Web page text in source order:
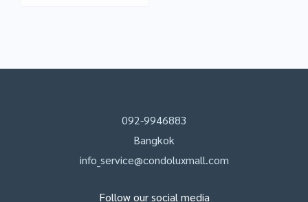
092-9946883
Bangkok
info_service@condoluxmall.com
Follow our social media